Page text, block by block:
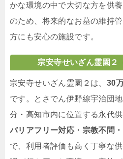
かな環境の中で大切な方を供
のため、将来的なお墓の維持
方にも安心の施設です。
宗安寺せいざん霊園２
宗安寺せいざん霊園２は、 30
です。とさでん伊野線宇治団
分・高知市内に位置する永代供
バリアフリー対応・宗教不問
で、利用者評価も高く丁寧な